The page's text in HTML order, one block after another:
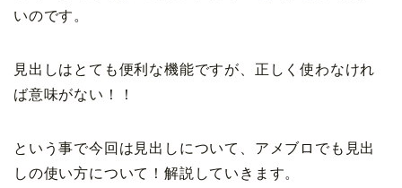
いのです。
見出しはとても便利な機能ですが、正しく使わなけれ
ば意味がない！！
という事で今回は見出しについて、アメブロでも見出
しの使い方について！解説していきます。